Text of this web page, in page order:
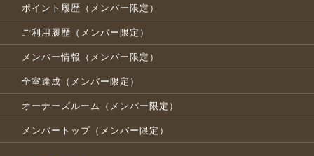
ポイント履歴（メンバー限定）
ご利用履歴（メンバー限定）
メンバー情報（メンバー限定）
全室達成（メンバー限定）
オーナーズルーム（メンバー限定）
メンバートップ（メンバー限定）